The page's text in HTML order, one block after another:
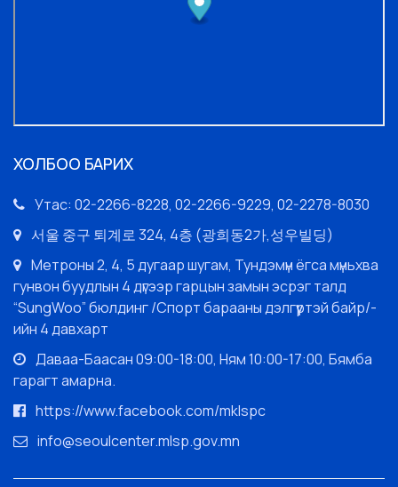
ХОЛБОО БАРИХ
Утас: 02-2266-8228, 02-2266-9229, 02-2278-8030
서울 중구 퇴계로 324, 4층 (광희동2가,성우빌딩)
Метроны 2, 4, 5 дугаар шугам, Тундэмүн ёгса мүньхва
гунвон буудлын 4 дүгээр гарцын замын эсрэг талд
“SungWoo” бюлдинг /Спорт барааны дэлгүүртэй байр/-
ийн 4 давхарт
Даваа-Баасан 09:00-18:00, Ням 10:00-17:00, Бямба
гарагт амарна.
https://www.facebook.com/mklspc
info@seoulcenter.mlsp.gov.mn